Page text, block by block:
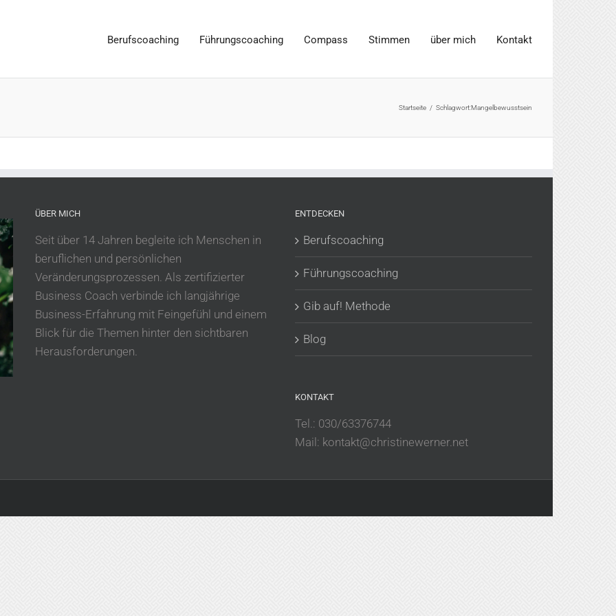
Berufscoaching Führungscoaching Compass Stimmen über mich Kontakt
Startseite / Schlagwort:Mangelbewusstsein
ÜBER MICH
Seit über 14 Jahren begleite ich Menschen in
beruflichen und persönlichen
Veränderungsprozessen. Als zertifizierter
Business Coach verbinde ich langjährige
Business-Erfahrung mit Feingefühl und einem
Blick für die Themen hinter den sichtbaren
Herausforderungen.
ENTDECKEN
Berufscoaching
Führungscoaching
Gib auf! Methode
Blog
KONTAKT
Tel.: 030/63376744
Mail: kontakt@christinewerner.net